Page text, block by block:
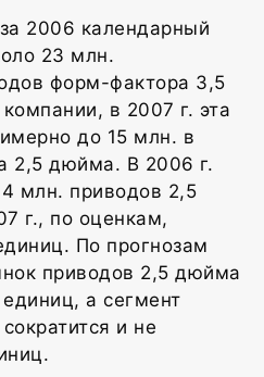
2006 календарный
23 млн.
форм-фактора 3,5
в 2007 г. эта
до 15 млн. в
2,5 дюйма. В 2006 г.
млн. приводов 2,5
г., по оценкам,
По прогнозам
приводов 2,5 дюйма
а сегмент
и не